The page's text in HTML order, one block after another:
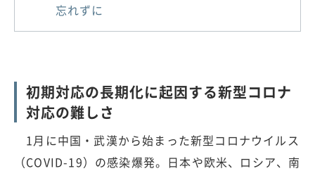
忘れずに
初期対応の長期化に起因する新型コロナ
対応の難しさ
1月に中国・武漢から始まった新型コロナウイルス
（COVID-19）の感染爆発。日本や欧米、ロシア、南